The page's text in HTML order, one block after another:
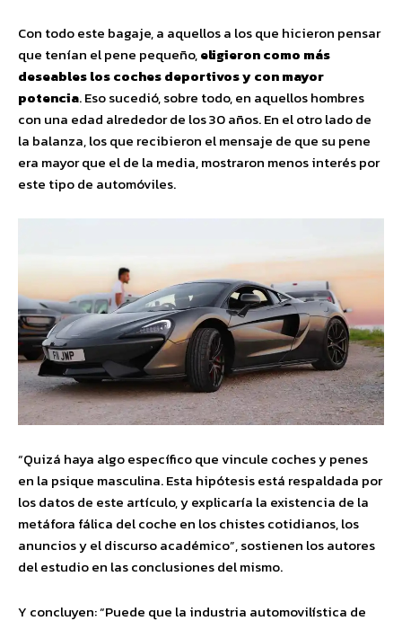
Con todo este bagaje, a aquellos a los que hicieron pensar
que tenían el pene pequeño,eligieron como más
deseables los coches deportivos y con mayor
potencia. Eso sucedió, sobre todo, en aquellos hombres
con una edad alrededor de los 30 años. En el otro lado de
la balanza, los que recibieron el mensaje de que su pene
era mayor que el de la media, mostraron menos interés por
este tipo de automóviles.
“Quizá haya algo específico que vincule coches y penes
en la psique masculina. Esta hipótesis está respaldada por
los datos de este artículo, y explicaría la existencia de la
metáfora fálica del coche en los chistes cotidianos, los
anuncios y el discurso académico”, sostienen los autores
del estudio en las conclusiones del mismo.
Y concluyen: “Puede que la industria automovilística de